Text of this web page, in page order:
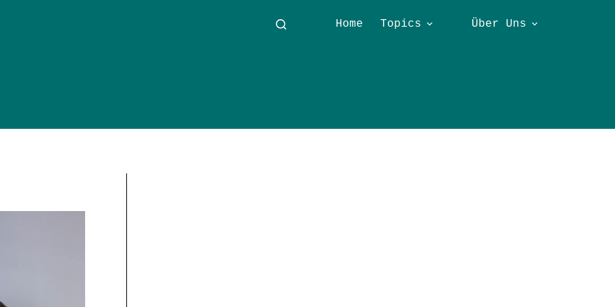
Home Topics Über Uns